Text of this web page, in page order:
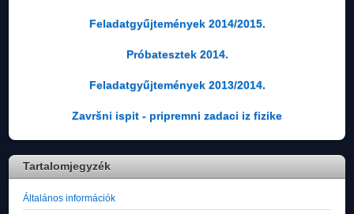
Feladatgyűjtemények 2014/2015.
Próbatesztek 2014.
Feladatgyűjtemények 2013/2014.
Završni ispit - pripremni zadaci iz fizike
Tartalomjegyzék
Általános információk